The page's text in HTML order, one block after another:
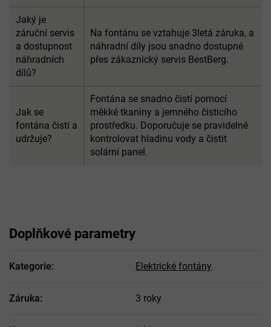
Jaký je
záruční servis
a dostupnost
náhradních
dílů?
Na fontánu se vztahuje 3letá záruka, a
náhradní díly jsou snadno dostupné
přes zákaznický servis BestBerg.
Jak se
fontána čistí a
udržuje?
Fontána se snadno čistí pomocí
měkké tkaniny a jemného čisticího
prostředku. Doporučuje se pravidelně
kontrolovat hladinu vody a čistit
solární panel.
Doplňkové parametry
Kategorie: Elektrické fontány
Záruka: 3 roky